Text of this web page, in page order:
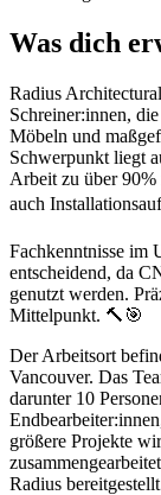
Was dich
Radius
Schreiner:innen,
Möbeln und
Schwerpunkt liegt
Arbeit zu über 90%
auch
Fachkenntnisse im
entscheidend, da
genutzt werden.
Mittelpunkt. 🔨🎯
Der Arbeitsort
Vancouver. Das
darunter 10
größere Projekte
Radius